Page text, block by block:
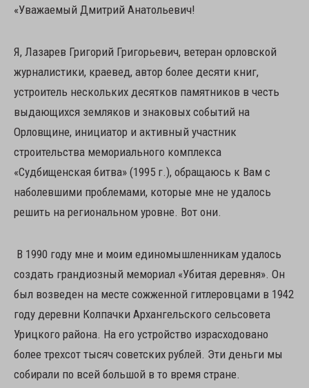
«Уважаемый Дмитрий Анатольевич!
Я, Лазарев Григорий Григорьевич, ветеран орловской
журналистики, краевед, автор более десяти книг,
устроитель нескольких десятков памятников в честь
выдающихся земляков и знаковых событий на
Орловщине, инициатор и активный участник
строительства мемориального комплекса
«Судбищенская битва» (1995 г.), обращаюсь к Вам с
наболевшими проблемами, которые мне не удалось
решить на региональном уровне. Вот они.
В 1990 году мне и моим единомышленникам удалось
создать грандиозный мемориал «Убитая деревня». Он
был возведен на месте сожженной гитлеровцами в 1942
году деревни Колпачки Архангельского сельсовета
Урицкого района. На его устройство израсходовано
более трехсот тысяч советских рублей. Эти деньги мы
собирали по всей большой в то время стране.